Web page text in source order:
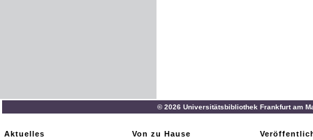
© 2026 Universitätsbibliothek Frankfurt am
Aktuelles
Von zu Hause